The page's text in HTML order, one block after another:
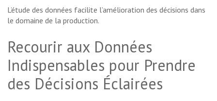
L’étude des données facilite l’amélioration des décisions dans
le domaine de la production.
Recourir aux Données
Indispensables pour Prendre
des Décisions Éclairées